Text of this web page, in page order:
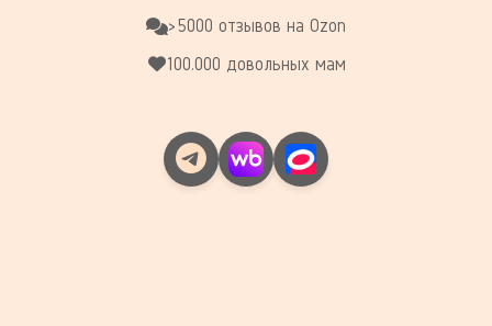
>5000 отзывов на Ozon
100.000 довольных мам